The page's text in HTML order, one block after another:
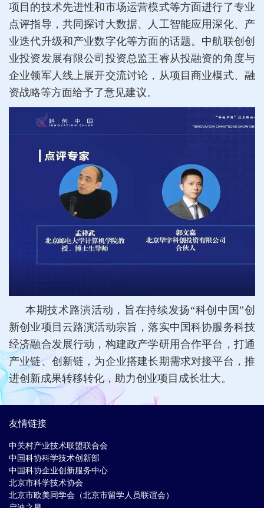
项目的技术先进性和市场运营模式等方面进行了专业
点评指导，共同探讨大数据、人工智能应用深化、产
业迭代升级和产业数字化等方面的话题。中航联创创
业投资发展有限公司投资总监王睿从投融资的角度与
企业领军人线上展开交流讨论，从项目商业模式、融
资战略等方面给予了意见建议。
本期技术路演活动，旨在持续发扬“科创中国”创
新创业项目云路演活动宗旨，落实中国科协服务科技
经济融合发展行动，构建政产学研用合作平台，打通
产业链、创新链，为企业搭建长期需求对接平台，推
进创新成果转移转化，助力创业项目成长壮大。
友情链接
中关村产业技术联盟联合会
中国科协科学技术创新部
中国科协企业创新服务中心
北京市科学技术协会
北京市欧美同学会（北京市留学人员联谊会）